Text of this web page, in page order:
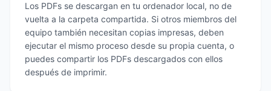
Los PDFs se descargan en tu ordenador local, no de
vuelta a la carpeta compartida. Si otros miembros del
equipo también necesitan copias impresas, deben
ejecutar el mismo proceso desde su propia cuenta, o
puedes compartir los PDFs descargados con ellos
después de imprimir.